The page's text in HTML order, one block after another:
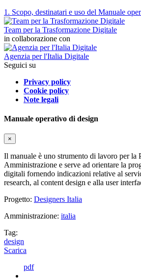
1. Scopo, destinatari e uso del Manuale
Team per la Trasformazione Digitale
in collaborazione con
Agenzia per l'Italia Digitale
Seguici su
Privacy policy
Cookie policy
Note legali
Manuale operativo di design
×
Il manuale è uno strumento di lavoro per la
Amministrazione e serve ad orientare la
digitali fornendo indicazioni relative al
research, al content design e alla user
Progetto: Designers Italia
Amministrazione: italia
Tag:
design
Scarica
pdf